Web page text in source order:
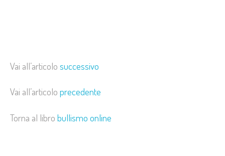
Vai all’articolo successivo
Vai all’articolo precedente
Torna al libro bullismo online